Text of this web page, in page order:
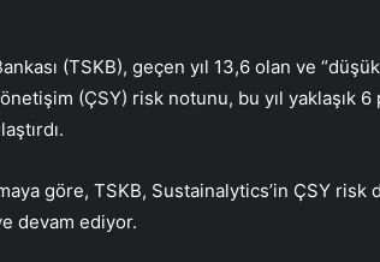
(TSKB), geçen yıl 13,6 olan ve
(ÇSY) risk notunu, bu yıl yaklaşık 6
göre, TSKB, Sustainalytics’in ÇSY
devam ediyor.